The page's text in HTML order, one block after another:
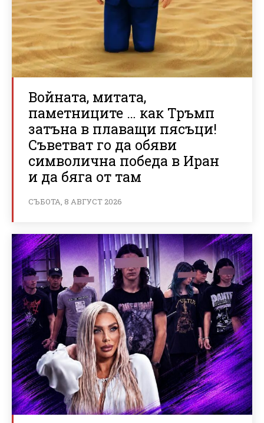
Войната, митата,
паметниците … как Тръмп
затъна в плаващи пясъци!
Съветват го да обяви
символична победа в Иран
и да бяга от там
СЪБОТА, 8 АВГУСТ 2026